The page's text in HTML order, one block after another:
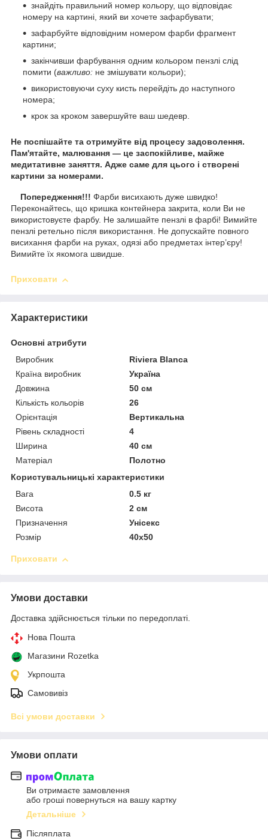
знайдіть правильний номер кольору, що відповідає
номеру на картині, який ви хочете зафарбувати;
зафарбуйте відповідним номером фарби фрагмент
картини;
закінчивши фарбування одним кольором пензлі слід
помити (важливо: не змішувати кольори);
використовуючи суху кисть перейдіть до наступного
номера;
крок за кроком завершуйте ваш шедевр.
Не поспішайте та отримуйте від процесу задоволення.
Пам'ятайте, малювання — це заспокійливе, майже
медитативне заняття. Адже саме для цього і створені
картини за номерами.
Попередження!!! Фарби висихають дуже швидко!
Переконайтесь, що кришка контейнера закрита, коли Ви не
використовуєте фарбу. Не залишайте пензлі в фарбі! Вимийте
пензлі ретельно після використання. Не допускайте повного
висихання фарби на руках, одязі або предметах інтер’єру!
Вимийте їх якомога швидше.
Приховати
Характеристики
Основні атрибути
Виробник
Riviera Blanca
Країна виробник
Україна
Довжина
50 см
Кількість кольорів
26
Орієнтація
Вертикальна
Рівень складності
4
Ширина
40 см
Матеріал
Полотно
Користувальницькі характеристики
Вага
0.5 кг
Висота
2 см
Призначення
Унісекс
Розмір
40х50
Приховати
Умови доставки
Доставка здійснюється тільки по передоплаті.
Нова Пошта
Магазини Rozetka
Укрпошта
Самовивіз
Всі умови доставки
Умови оплати
Ви отримаєте замовлення
або гроші повернуться на вашу картку
Детальніше
Післяплата